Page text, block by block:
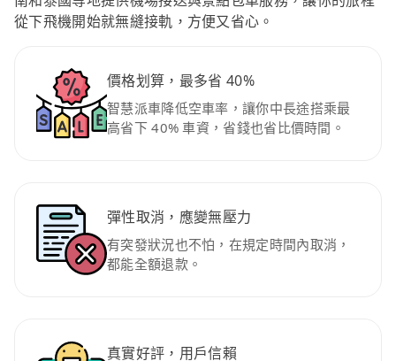
從下飛機開始就無縫接軌，方便又省心。
價格划算，最多省 40%
智慧派車降低空車率，讓你中長途搭乘最
高省下 40% 車資，省錢也省比價時間。
彈性取消，應變無壓力
有突發狀況也不怕，在規定時間內取消，
都能全額退款。
真實好評，用戶信賴